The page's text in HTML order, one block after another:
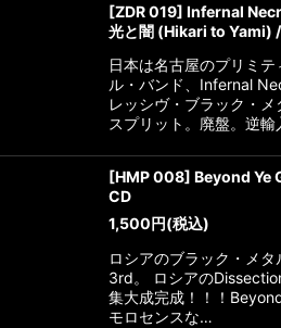
[ZDR 019] Infernal
光と闇 (Hikari to Yami)
日本は名古屋のプリミ
ル・バンド、Infernal
レッシヴ・ブラック・
スプリット。廃盤。逆輸
[HMP 008] Beyond Ye
CD
1,500円(税込)
ロシアのブラック・メ
3rd。 ロシアの
集大成完成！！！
モロセンスな…